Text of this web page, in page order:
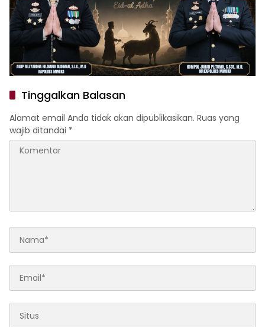
Tinggalkan Balasan
Alamat email Anda tidak akan dipublikasikan. Ruas yang
wajib ditandai *